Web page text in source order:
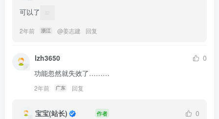
可以了
2年前 浙江 @姜志建 回复
lzh3650
0
功能忽然就失效了………
2年前 广东 回复
宝宝(站长) 作者
0